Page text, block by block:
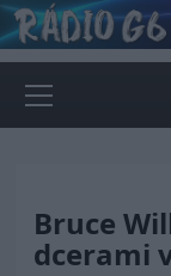
Skip
to
content
Menu
Bruce
dcerami